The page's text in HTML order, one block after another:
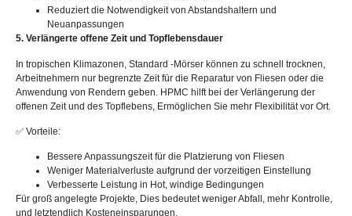
Reduziert die Notwendigkeit von Abstandshaltern und
Neuanpassungen
5. Verlängerte offene Zeit und Topflebensdauer
In tropischen Klimazonen, Standard -Mörser können zu schnell trocknen,
Arbeitnehmern nur begrenzte Zeit für die Reparatur von Fliesen oder die
Anwendung von Rendern geben. HPMC hilft bei der Verlängerung der
offenen Zeit und des Topflebens, Ermöglichen Sie mehr Flexibilität vor Ort.
✅ Vorteile:
Bessere Anpassungszeit für die Platzierung von Fliesen
Weniger Materialverluste aufgrund der vorzeitigen Einstellung
Verbesserte Leistung in Hot, windige Bedingungen
Für groß angelegte Projekte, Dies bedeutet weniger Abfall, mehr Kontrolle,
und letztendlich Kosteneinsparungen.